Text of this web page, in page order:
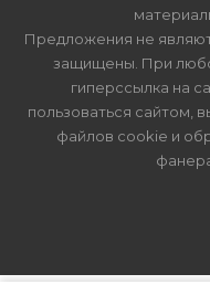
Предложения не
защищены. При
гиперссылка на
пользоваться сайтом,
файлов cookie и